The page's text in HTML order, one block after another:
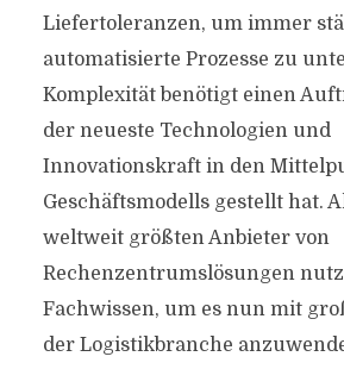
Liefertoleranzen, um immer
automatisierte Prozesse zu
Komplexität benötigt einen
der neueste Technologien und
Innovationskraft in den
Geschäftsmodells gestellt hat.
weltweit größten Anbieter von
Rechenzentrumslösungen
Fachwissen, um es nun mit
der Logistikbranche